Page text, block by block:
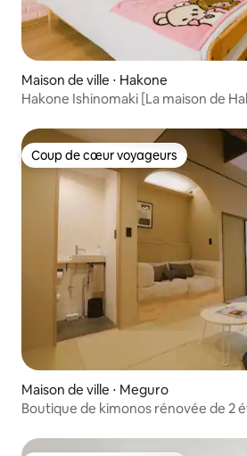
Maison de ville ⋅ Hakone
Hakone Ishinomaki [La maison de
l'aéroport de Haneda !
Coup de cœur voyageurs
Coup de cœur voyageurs
Maison de ville ⋅ Meguro
Boutique de kimonos rénovée de 2